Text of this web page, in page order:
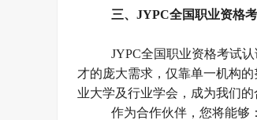
三、 JYPC全国职业资格
JYPC全国职业资格考试
才的庞大需求，仅靠单一机构
业大学及行业学会，成为我们
作为合作伙伴，您将能够：